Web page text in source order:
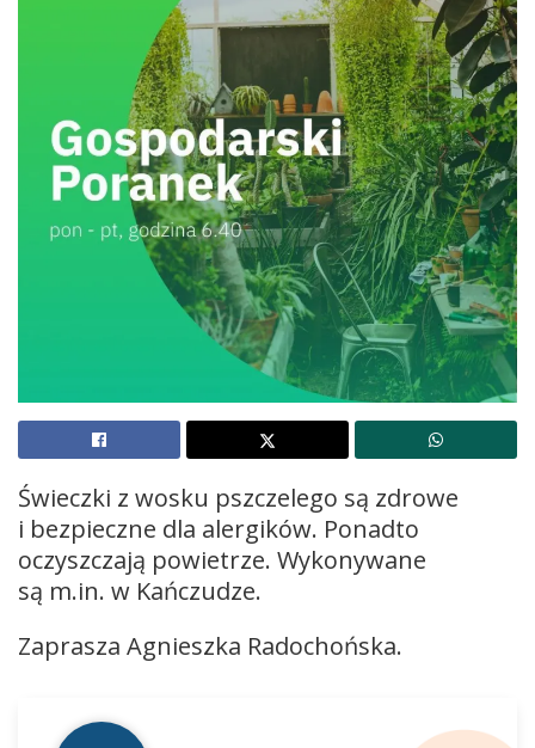
Świeczki z wosku pszczelego są zdrowe
i bezpieczne dla alergików. Ponadto
oczyszczają powietrze. Wykonywane
są m.in. w Kańczudze.
Zaprasza Agnieszka Radochońska.
plików